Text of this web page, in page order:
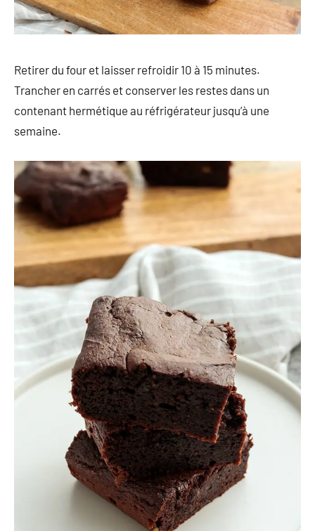
Retirer du four et laisser refroidir 10 à 15 minutes.
Trancher en carrés et conserver les restes dans un
contenant hermétique au réfrigérateur jusqu’à une
semaine.